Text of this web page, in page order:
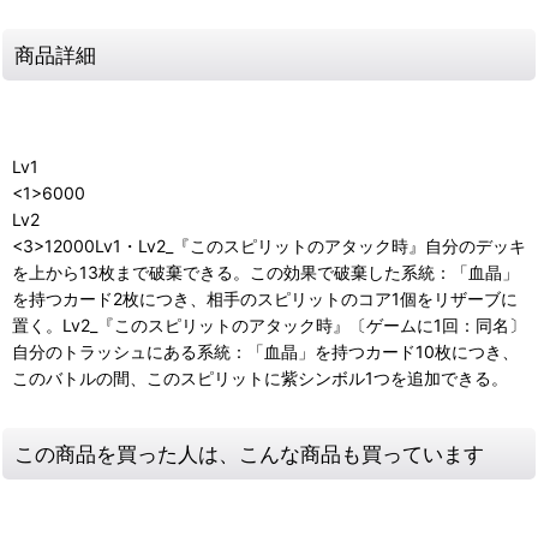
商品詳細
Lv1
<1>6000
Lv2
<3>12000Lv1・Lv2_『このスピリットのアタック時』自分のデッキ
を上から13枚まで破棄できる。この効果で破棄した系統：「血晶」
を持つカード2枚につき、相手のスピリットのコア1個をリザーブに
置く。Lv2_『このスピリットのアタック時』〔ゲームに1回：同名〕
自分のトラッシュにある系統：「血晶」を持つカード10枚につき、
このバトルの間、このスピリットに紫シンボル1つを追加できる。
この商品を買った人は、こんな商品も買っています